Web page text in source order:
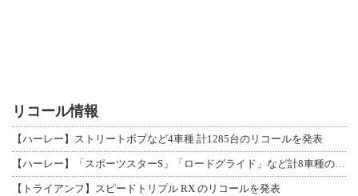
リコール情報
【ハーレー】ストリートボブなど4車種 計1285台のリコールを発表
【ハーレー】「スポーツスターS」「ロードグライド」など計8車種のリコールを発表
【トライアンフ】スピードトリプル RX のリコールを発表